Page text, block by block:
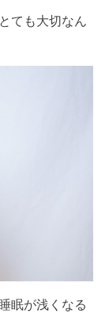
ても大切なん
眠が浅くなる